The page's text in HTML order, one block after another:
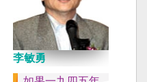
李敏勇